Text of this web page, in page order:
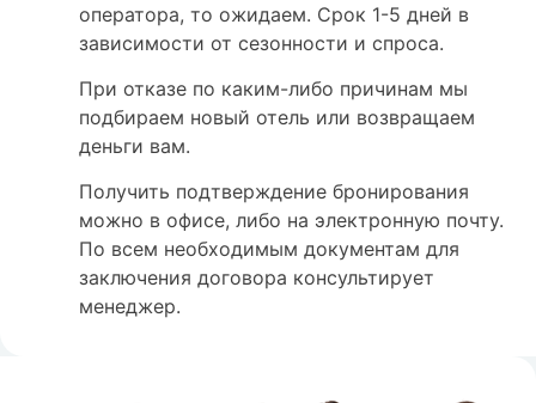
оператора, то ожидаем. Срок 1-5 дней в
зависимости от сезонности и спроса.
При отказе по каким-либо причинам мы
подбираем новый отель или возвращаем
деньги вам.
Получить подтверждение бронирования
можно в офисе, либо на электронную почту.
По всем необходимым документам для
заключения договора консультирует
менеджер.